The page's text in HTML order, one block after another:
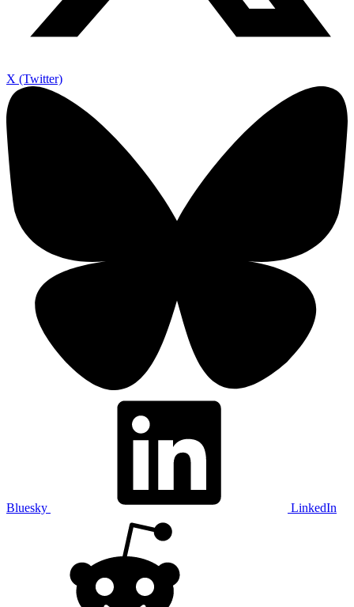
X (Twitter)
Bluesky LinkedIn